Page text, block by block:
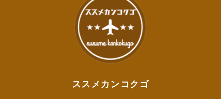
ススメカンコクゴ